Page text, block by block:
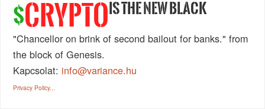
$CRYPTO IS THE NEW BLACK
"Chancellor on brink of second bailout for banks." from
the block of Genesis.
Kapcsolat: info@variance.hu
Privacy Policy...